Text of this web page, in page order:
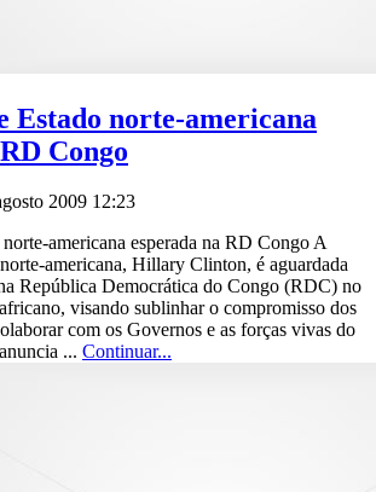
Estado norte-americana
Congo
2009 12:23
americana esperada na RD Congo A
americana, Hillary Clinton, é aguardada
República Democrática do Congo (RDC) no
visando sublinhar o compromisso dos
com os Governos e as forças vivas do
... Continuar...